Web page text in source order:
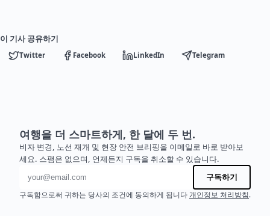
이 기사 공유하기
Twitter Facebook LinkedIn Telegram
여행을 더 스마트하게, 한 달에 두 번.
비자 변경, 노선 재개 및 현장 안전 브리핑을 이메일로 바로 받아보
세요. 스팸은 없으며, 언제든지 구독을 취소할 수 있습니다.
이메일 주소
구독하기
구독함으로써 귀하는 당사의 조건에 동의하게 됩니다 개인정보 처리방침.